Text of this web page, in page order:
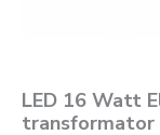
LED 16 Watt
transformator